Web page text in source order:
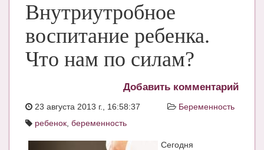
НОВОРОЖДЕННЫЙ
РАЗВИТИЕ
ВОПРОС-ОТВЕТ
КНИГИ
Рекомендовано
Внутриутробное
воспитание ребенка.
Что нам по силам?
Добавить комментарий
23 августа 2013 г., 16:58:37
Беременность
ребенок беременность
Сегодня